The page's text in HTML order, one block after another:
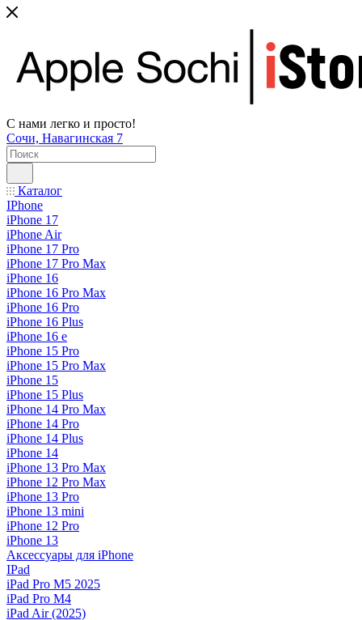
С нами легко и просто!
Сочи, Навагинская 7
Каталог
IPhone
iPhone 17
iPhone Air
iPhone 17 Pro
iPhone 17 Pro Max
iPhone 16
iPhone 16 Pro Max
iPhone 16 Pro
iPhone 16 Plus
iPhone 16 e
iPhone 15 Pro
iPhone 15 Pro Max
iPhone 15
iPhone 15 Plus
iPhone 14 Pro Max
iPhone 14 Pro
iPhone 14 Plus
iPhone 14
iPhone 13 Pro Max
iPhone 12 Pro Max
iPhone 13 Pro
iPhone 13 mini
iPhone 12 Pro
iPhone 13
Аксессуары для iPhone
IPad
iPad Pro M5 2025
iPad Pro M4
iPad Air (2025)